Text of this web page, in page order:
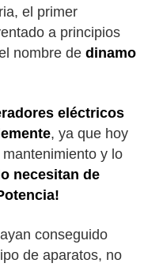
el primer
a principios
nombre de dinamo
eléctricos
, ya que hoy
y lo
necesitan de
conseguido
de aparatos, no